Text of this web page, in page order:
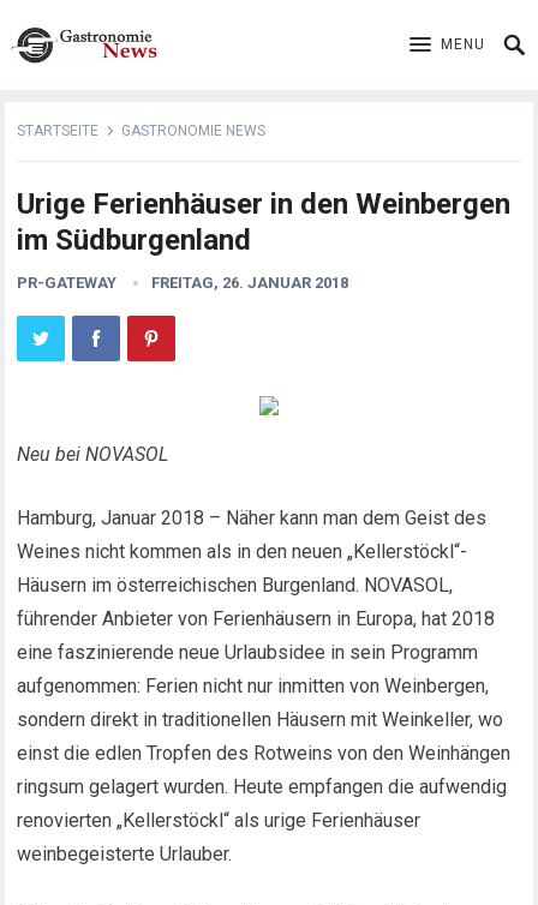
MENU
STARTSEITE GASTRONOMIE NEWS
Urige Ferienhäuser in den Weinbergen
im Südburgenland
PR-GATEWAY FREITAG, 26. JANUAR 2018
Neu bei NOVASOL
Hamburg, Januar 2018 – Näher kann man dem Geist des
Weines nicht kommen als in den neuen „Kellerstöckl“-
Häusern im österreichischen Burgenland. NOVASOL,
führender Anbieter von Ferienhäusern in Europa, hat 2018
eine faszinierende neue Urlaubsidee in sein Programm
aufgenommen: Ferien nicht nur inmitten von Weinbergen,
sondern direkt in traditionellen Häusern mit Weinkeller, wo
einst die edlen Tropfen des Rotweins von den Weinhängen
ringsum gelagert wurden. Heute empfangen die aufwendig
renovierten „Kellerstöckl“ als urige Ferienhäuser
weinbegeisterte Urlauber.